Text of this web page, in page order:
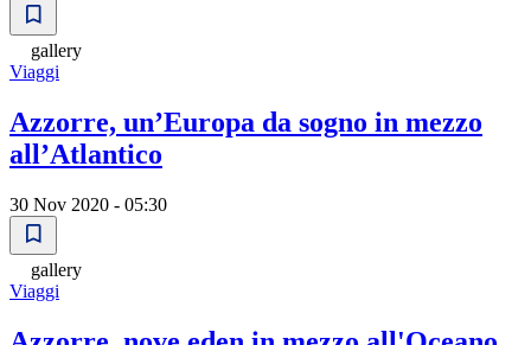
gallery
Viaggi
Azzorre, un’Europa da sogno in mezzo
all’Atlantico
30 Nov 2020 - 05:30
gallery
Viaggi